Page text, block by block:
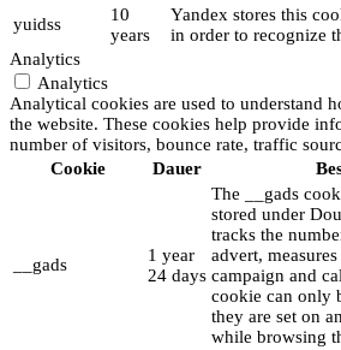
yuidss
10
years
Yandex stores this
in order to recognize
Analytics
Analytics
Analytical cookies are used to understand
the website. These cookies help provide
number of visitors, bounce rate, traffic
Cookie
Dauer
__gads
1 year
24 days
The __gads
stored under
tracks the
advert,
campaign and
cookie can only
they are set on
while browsing